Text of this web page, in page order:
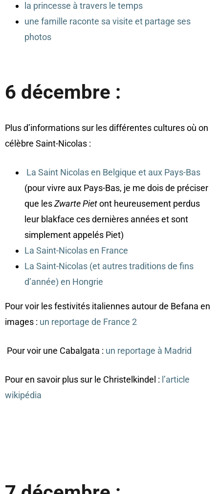
la princesse à travers le temps
une famille raconte sa visite et partage ses
photos
6 décembre :
Plus d’informations sur les différentes cultures où on
célèbre Saint-Nicolas :
La Saint Nicolas en Belgique et aux Pays-Bas
(pour vivre aux Pays-Bas, je me dois de préciser
que lesZwarte Pietont heureusement perdus
leur blakface ces dernières années et sont
simplement appelés Piet)
La Saint-Nicolas en France
La Saint-Nicolas (et autres traditions de fins
d’année) en Hongrie
Pour voir les festivités italiennes autour de Befana en
images : un reportage de France 2
Pour voir une Cabalgata : un reportage à Madrid
Pour en savoir plus sur le Christelkindel : l’article
wikipédia